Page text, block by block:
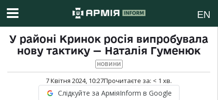
EN
У районі Кринок росія випробувала
нову тактику — Наталія Гуменюк
НОВИНИ
7 Квітня 2024, 10:27Прочитаєте за: < 1 хв.
Слідкуйте за АрміяInform в Google